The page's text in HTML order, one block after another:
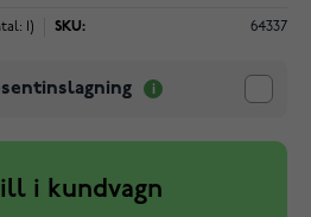
1) SKU: 64337
i kundvagn